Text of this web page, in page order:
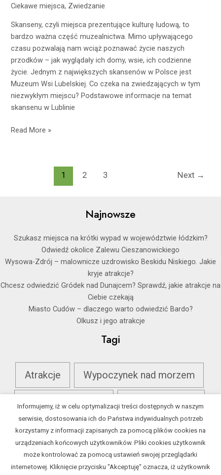
Ciekawe miejsca, Zwiedzanie
Skanseny, czyli miejsca prezentujące kulturę ludową, to
bardzo ważna część muzealnictwa. Mimo upływającego
czasu pozwalają nam wciąż poznawać życie naszych
przodków – jak wyglądały ich domy, wsie, ich codzienne
życie. Jednym z największych skansenów w Polsce jest
Muzeum Wsi Lubelskiej. Co czeka na zwiedzających w tym
niezwykłym miejscu? Podstawowe informacje na temat
skansenu w Lublinie
Read More »
1 2 3 Next →
Najnowsze
Szukasz miejsca na krótki wypad w województwie łódzkim?
Odwiedź okolice Zalewu Cieszanowickiego
Wysowa-Zdrój – malownicze uzdrowisko Beskidu Niskiego. Jakie
kryje atrakcje?
Chcesz odwiedzić Gródek nad Dunajcem? Sprawdź, jakie atrakcje na
Ciebie czekają
Miasto Cudów – dlaczego warto odwiedzić Bardo?
Olkusz i jego atrakcje
Tagi
Atrakcje Wypoczynek nad morzem
Zamek
Informujemy, iż w celu optymalizacji treści dostępnych w naszym
serwisie, dostosowania ich do Państwa indywidualnych potrzeb
korzystamy z informacji zapisanych za pomocą plików cookies na
urządzeniach końcowych użytkowników. Pliki cookies użytkownik
może kontrolować za pomocą ustawień swojej przeglądarki
internetowej. Kliknięcie przycisku "Akceptuję" oznacza, iż użytkownik